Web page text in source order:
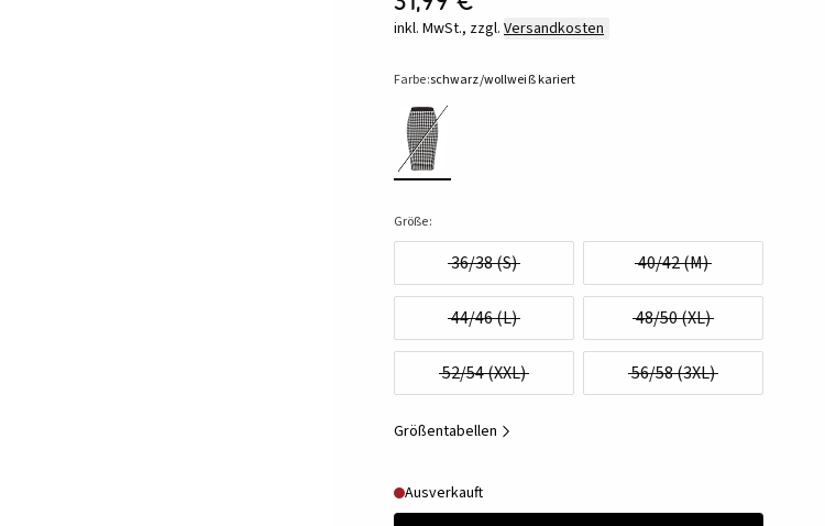
inkl. MwSt., zzgl. Versandkosten
Farbe:schwarz/wollweiß kariert
Größe:
36/38 (S) 40/42 (M)
44/46 (L) 48/50 (XL)
52/54 (XXL) 56/58 (3XL)
Größentabellen
Ausverkauft